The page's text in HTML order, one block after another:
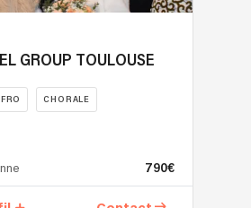
GROUP TOULOUSE
CHORALE
790€